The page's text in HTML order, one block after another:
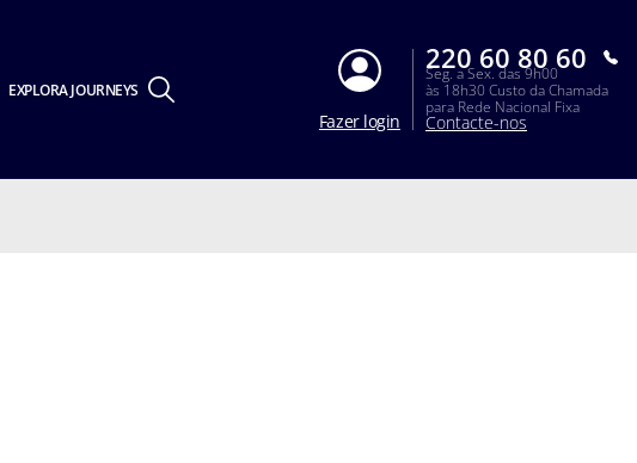
EXPLORA JOURNEYS
Fazer login
220 60 80 60
Seg. a Sex. das 9h00
às 18h30 Custo da Chamada
para Rede Nacional Fixa
Contacte-nos